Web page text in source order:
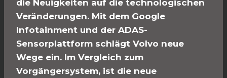
die Neuigkeiten auf die technologischen
Veränderungen. Mit dem Google
Infotainment und der ADAS-
Sensorplattform schlägt Volvo neue
Wege ein. Im Vergleich zum
Vorgängersystem, ist die neue